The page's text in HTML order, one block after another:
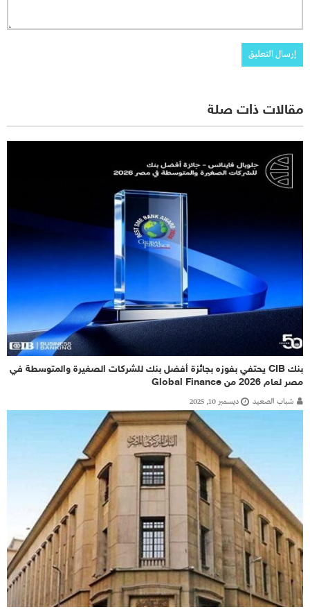
مقالات ذات صلة
بنك CIB يحتفي بفوزه بجائزة أفضل بنك للشركات الصغيرة والمتوسطة في
مصر لعام 2026 من Global Finance
شباب الصعيد ديسمبر 10, 2025